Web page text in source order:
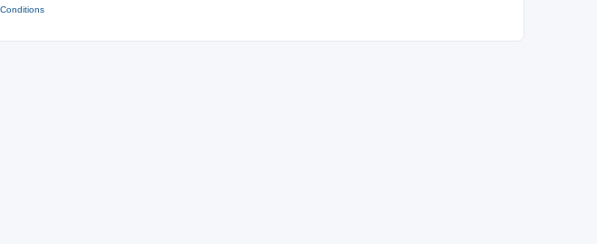
Conditions